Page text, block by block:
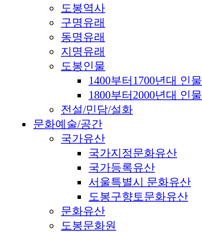
도봉역사
구명유래
동명유래
지명유래
도봉인물
1400부터1700년대 인물
1800부터2000년대 인물
전설/민담/설화
문화예술/공간
국가유산
국가지정문화유산
국가등록유산
서울특별시 문화유산
도봉구향토문화유산
문화유산
도봉문화원